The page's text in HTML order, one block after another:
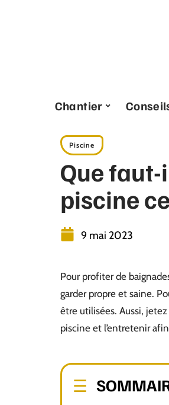
Chantier
Piscine
Que
piscine
9 mai 2023
Pour profiter de
garder propre et saine.
être utilisées. Aussi,
piscine et l’entretenir